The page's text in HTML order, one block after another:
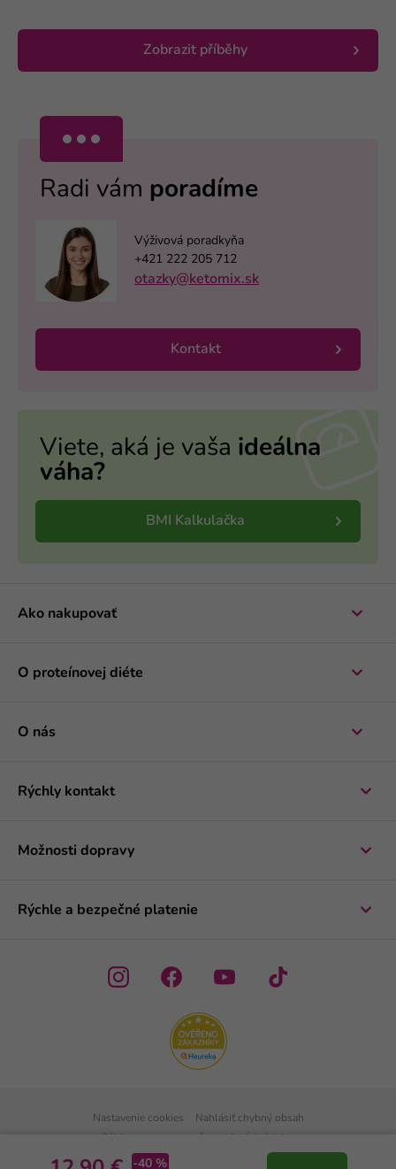
-40 %
Zobrazit příběhy
Radi vám poradíme
Výživová poradkyňa
+421 222 205 712
otazky@ketomix.sk
Kontakt
Viete, aká je vaša ideálna
váha?
BMI Kalkulačka
Ako nakupovať
O proteínovej diéte
O nás
Rýchly kontakt
Možnosti dopravy
Rýchle a bezpečné platenie
Nastavenie cookies
Nahlásiť chybný obsah
Súhlas so spracovaním osobných údajov
Zásady spracovania osobných údajov